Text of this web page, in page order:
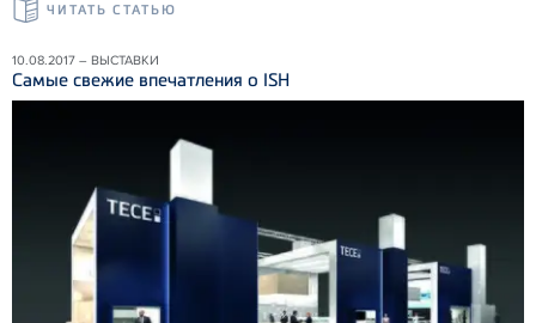
ЧИТАТЬ СТАТЬЮ
10.08.2017 – ВЫСТАВКИ
Самые свежие впечатления о ISH